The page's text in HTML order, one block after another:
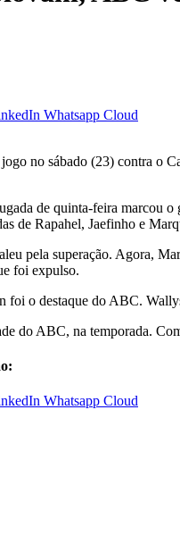
Whatsapp Cloud
no sábado (23) contra o
de quinta-feira marcou
de Rapahel, Jaefinho e
pela superação. Agora,
foi expulso.
o destaque do ABC.
do ABC, na temporada.
Whatsapp Cloud